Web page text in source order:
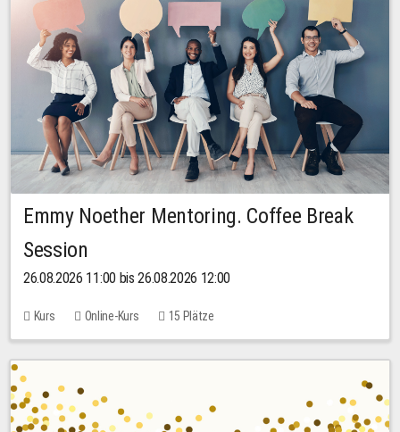
Emmy Noether Mentoring. Coffee Break
Session
26.08.2026 11:00 bis 26.08.2026 12:00
Kurs Online-Kurs 15 Plätze